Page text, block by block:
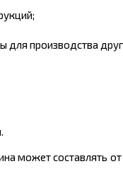
для производства
может составлять